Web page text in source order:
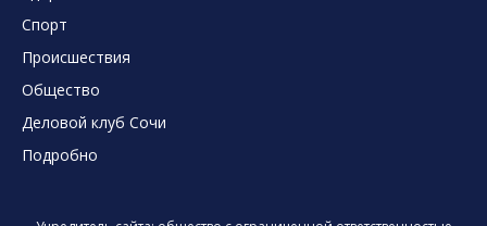
Спорт
Происшествия
Общество
Деловой клуб Сочи
Подробно